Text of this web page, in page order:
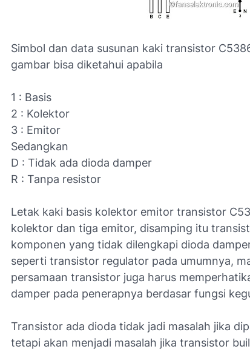
Simbol dan data susunan kaki transistor
gambar bisa diketahui apabila
1 : Basis
2 : Kolektor
3 : Emitor
Sedangkan
D : Tidak ada dioda damper
R : Tanpa resistor
Letak kaki basis kolektor emitor transistor
kolektor dan tiga emitor, disamping itu
komponen yang tidak dilengkapi dioda
seperti transistor regulator pada umumnya,
persamaan transistor juga harus
damper pada penerapnya berdasar fungsi
Transistor ada dioda tidak jadi masalah jika
tetapi akan menjadi masalah jika transistor